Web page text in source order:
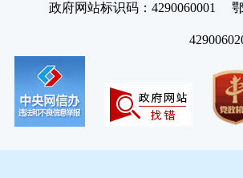
政府网站标识码：4290060001